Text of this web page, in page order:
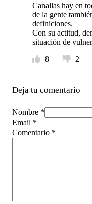
Canallas hay en
de la gente
definiciones.
Con su actitud,
situación de
8
2
Deja tu comentario
Nombre *
Email *
Comentario *